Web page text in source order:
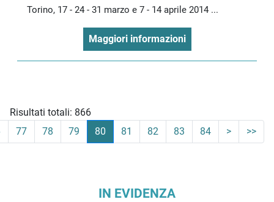
Torino, 17 - 24 - 31 marzo e 7 - 14 aprile 2014 ...
Maggiori informazioni
Risultati totali: 866
77 78 79 80 81 82 83 84 > >>
IN EVIDENZA